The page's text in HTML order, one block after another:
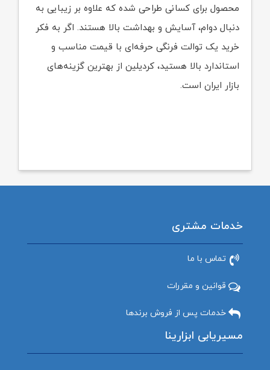
محصول برای کسانی طراحی شده که علاوه بر زیبایی به
دنبال دوام، آسایش و بهداشت بالا هستند. اگر به فکر
خرید یک توالت فرنگی حرفه‌ای با قیمت مناسب و
استاندارد بالا هستید، کردیلین از بهترین گزینه‌های
بازار ایران است.
خدمات مشتری
تماس با ما
قوانین و مقررات
خدمات پس از فروش برندها
مسیریابی ابزارینا